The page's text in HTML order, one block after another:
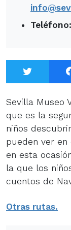
Teléfono:
Twitter
Sevilla Museo
que es la
niños
pueden ver en
en esta
la que los
cuentos de
Otras rutas.